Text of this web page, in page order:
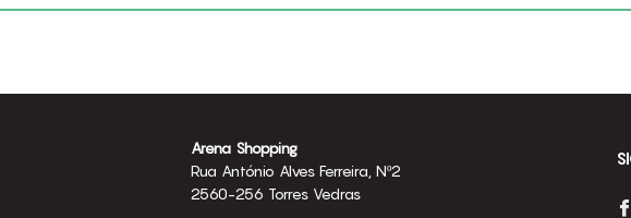
Arena Shopping
Rua António Alves Ferreira, Nº2
2560-256 Torres Vedras